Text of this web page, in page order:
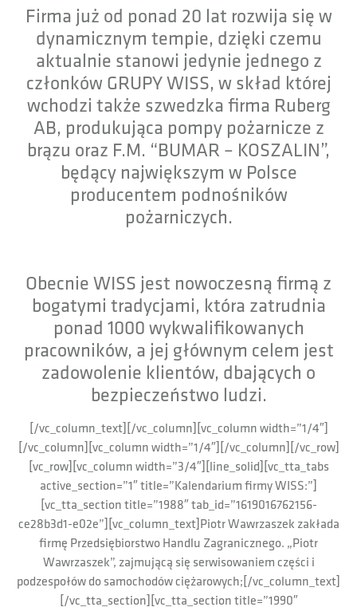
Firma już od ponad 20 lat rozwija się w
dynamicznym tempie, dzięki czemu
aktualnie stanowi jedynie jednego z
członków GRUPY WISS, w skład której
wchodzi także szwedzka firma Ruberg
AB, produkująca pompy pożarnicze z
brązu oraz F.M. “BUMAR – KOSZALIN”,
będący największym w Polsce
producentem podnośników
pożarniczych.
Obecnie WISS jest nowoczesną firmą z
bogatymi tradycjami, która zatrudnia
ponad 1000 wykwalifikowanych
pracowników, a jej głównym celem jest
zadowolenie klientów, dbających o
bezpieczeństwo ludzi.
[/vc_column_text][/vc_column][vc_column width=”1/4″]
[/vc_column][vc_column width=”1/4″][/vc_column][/vc_row]
[vc_row][vc_column width=”3/4″][line_solid][vc_tta_tabs
active_section=”1″ title=”Kalendarium firmy WISS:”]
[vc_tta_section title=”1988″ tab_id=”1619016762156-
ce28b3d1-e02e”][vc_column_text]Piotr Wawrzaszek zakłada
firmę Przedsiębiorstwo Handlu Zagranicznego. „Piotr
Wawrzaszek”, zajmującą się serwisowaniem części i
podzespołów do samochodów ciężarowych;[/vc_column_text]
[/vc_tta_section][vc_tta_section title=”1990″